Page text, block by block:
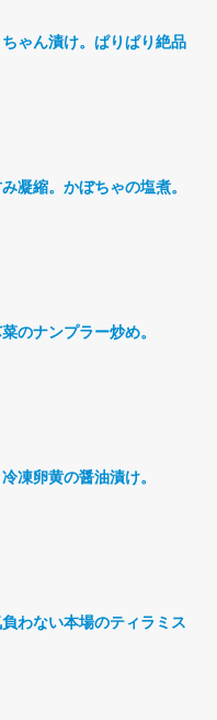
ゃん漬け。ぱりぱり絶品。
凝縮。かぼちゃの塩煮。
のナンプラー炒め。
凍卵黄の醤油漬け。
わない本場のティラミス。